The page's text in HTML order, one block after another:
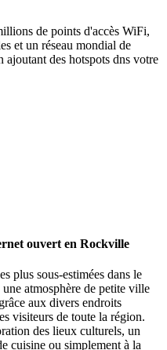
de points d'accès WiFi,
et un réseau mondial de
ajoutant des hotspots dns votre
ouvert en Rockville
plus sous-estimées dans le
atmosphère de petite ville
aux divers endroits
visiteurs de toute la région.
des lieux culturels, un
cuisine ou simplement à la